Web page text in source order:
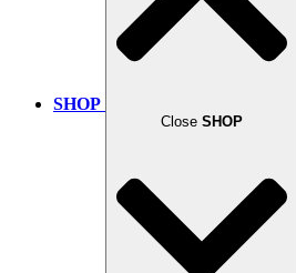
SHOP
Close SHOP